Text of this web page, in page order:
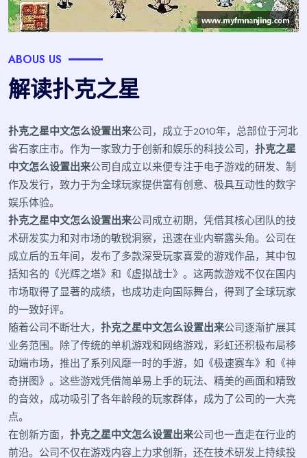
ABOUS US
解读扑克之星
扑克之星中文怎么设置出来公司，成立于2010年，总部位于河北
省石家庄市。作为一家致力于创新和娱乐的科技公司， 扑克之星
中文怎么设置出来公司自成立以来便专注于电子游戏的研发、制
作及发行，致力于为全球玩家提供富有创意、极具互动性的数字
娱乐体验。
扑克之星中文怎么设置出来公司成立初期，凭借其核心团队的技
术研发实力和对市场的敏锐洞察，迅速在业内崭露头角。公司在
成立后的五年间，发布了多款深受玩家喜爱的游戏作品，其中包
括知名的《光辉之塔》和《虚拟战士》。这两款游戏不仅在国内
市场取得了显著的成绩，也成功走向国际舞台，得到了全球玩家
的一致好评。
随着公司不断壮大， 扑克之星中文怎么设置出来公司逐渐扩展其
业务范围。除了传统的单机游戏和网络游戏，彩虹还积极布局移
动端市场，推出了系列风靡一时的手游，如《极速赛车》和《神
奇拼图》。这些游戏凭借简单易上手的玩法、精美的画面和精致
的音效，成功吸引了各年龄段的玩家群体，成为了公司的一大亮
点。
在创新方面， 扑克之星中文怎么设置出来公司也一直走在行业的
前沿。公司不仅在游戏内容上力求创新，还在技术研发上持续投